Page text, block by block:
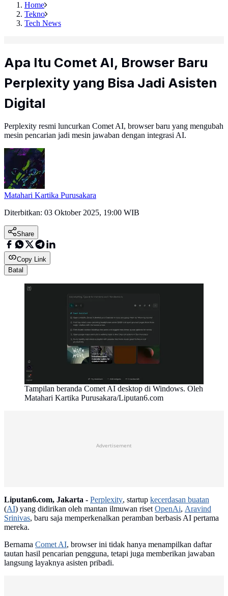
Home
Tekno
Tech News
Apa Itu Comet AI, Browser Baru
Perplexity yang Bisa Jadi Asisten
Digital
Perplexity resmi luncurkan Comet AI, browser baru yang mengubah
mesin pencarian jadi mesin jawaban dengan integrasi AI.
Matahari Kartika Purusakara
Diterbitkan: 03 Oktober 2025, 19:00 WIB
Share
Copy Link
Batal
Tampilan beranda Comet AI desktop di Windows. Oleh
Matahari Kartika Purusakara/Liputan6.com
Advertisement
Liputan6.com, Jakarta - Perplexity, startup kecerdasan buatan
(AI) yang didirikan oleh mantan ilmuwan risetOpenAi, Aravind
Srinivas, baru saja memperkenalkan peramban berbasis AI pertama
mereka.
Bernama Comet AI, browser ini tidak hanya menampilkan daftar
tautan hasil pencarian pengguna, tetapi juga memberikan jawaban
langsung layaknya asisten pribadi.